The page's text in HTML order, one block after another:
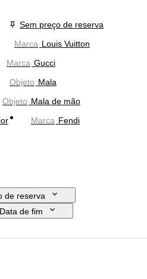
Sem preço de reserva
Marca Louis Vuitton
Marca Gucci
Objeto Mala
Objeto Mala de mão
Marca Fendi
de reserva
Data de fim